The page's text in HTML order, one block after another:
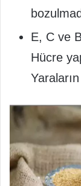
E, C ve
Hücre